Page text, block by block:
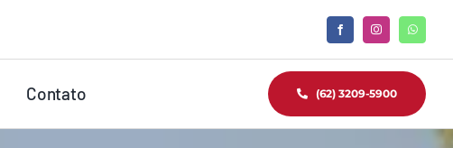
Contato (62) 3209-5900